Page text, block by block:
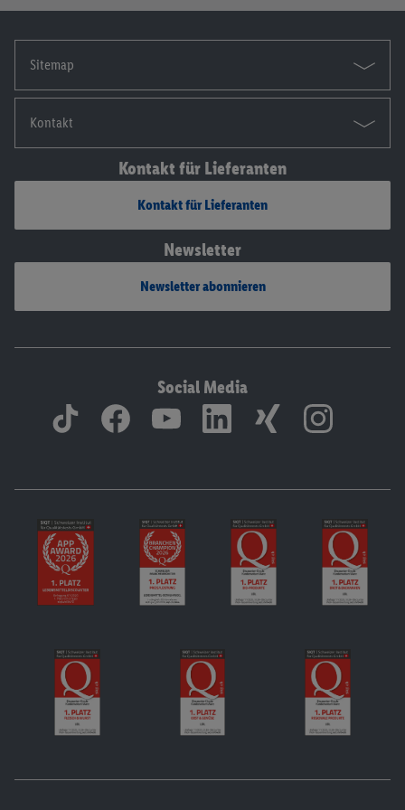
Sitemap
Kontakt
Kontakt für Lieferanten
Kontakt für Lieferanten
Newsletter
Newsletter abonnieren
Social Media